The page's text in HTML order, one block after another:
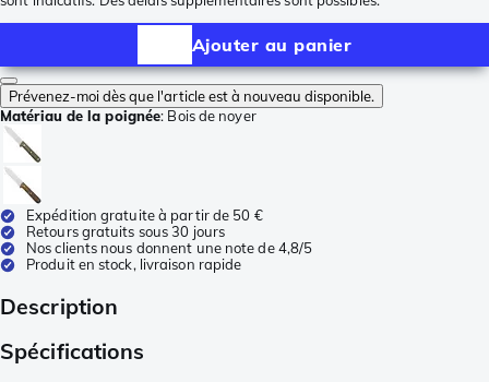
Ajouter au panier
Prévenez-moi dès que l'article est à nouveau disponible.
Matériau de la poignée: Bois de noyer
Expédition gratuite à partir de 50 €
Retours gratuits sous 30 jours
Nos clients nous donnent une note de 4,8/5
Produit en stock, livraison rapide
Description
Spécifications